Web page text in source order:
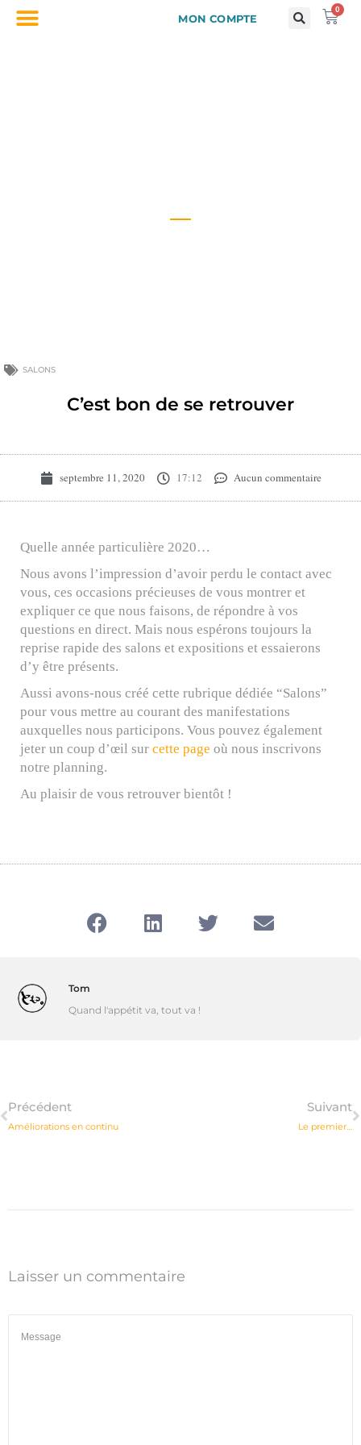
MON COMPTE
0
SALONS
C’est bon de se retrouver
septembre 11, 2020 17:12 Aucun commentaire
Quelle année particulière 2020…
Nous avons l’impression d’avoir perdu le contact avec
vous, ces occasions précieuses de vous montrer et
expliquer ce que nous faisons, de répondre à vos
questions en direct. Mais nous espérons toujours la
reprise rapide des salons et expositions et essaierons
d’y être présents.
Aussi avons-nous créé cette rubrique dédiée “Salons”
pour vous mettre au courant des manifestations
auxquelles nous participons. Vous pouvez également
jeter un coup d’œil sur cette page où nous inscrivons
notre planning.
Au plaisir de vous retrouver bientôt !
Tom
Quand l'appétit va, tout va !
Précédent
Améliorations en continu
Suivant
Le premier…
Laisser un commentaire